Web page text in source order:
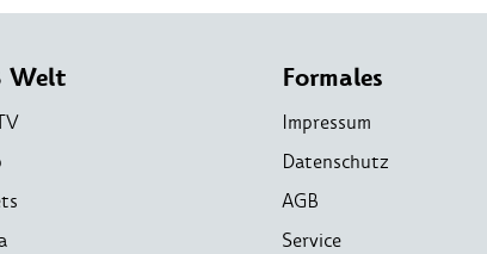
Welt Formales
Impressum
Datenschutz
AGB
Service